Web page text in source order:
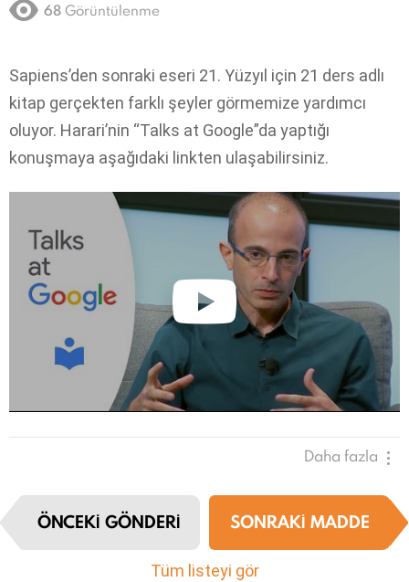
68 Görüntülenme
Sapiens’den sonraki eseri 21. Yüzyıl için 21 ders adlı
kitap gerçekten farklı şeyler görmemize yardımcı
oluyor. Harari’nin “Talks at Google”da yaptığı
konuşmaya aşağıdaki linkten ulaşabilirsiniz.
Daha fazla
I
e
ÖNCEKI GÖNDERI SONRAKI MADDE
Tüm listeyi gör